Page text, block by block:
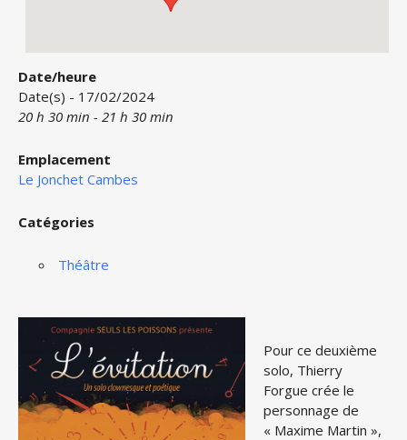
Date/heure
Date(s) - 17/02/2024
20 h 30 min - 21 h 30 min
Emplacement
Le Jonchet Cambes
Catégories
Théâtre
Pour ce deuxième
solo, Thierry
Forgue crée le
personnage de
« Maxime Martin »,